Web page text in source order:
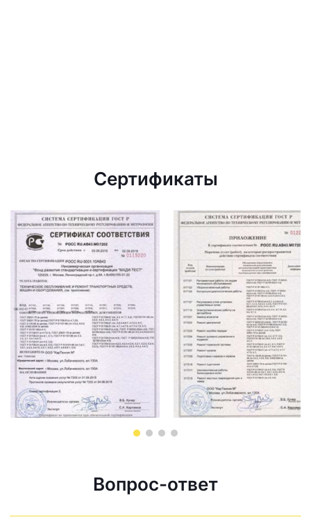
Сертификаты
Вопрос-ответ